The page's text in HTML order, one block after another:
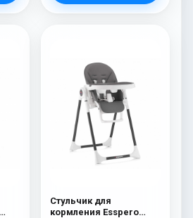
Стульчик для
кормления Esspero